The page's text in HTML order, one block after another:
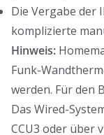
Die Vergabe der
komplizierte
Hinweis:
Funk-
werden. Für den
Das Wired-
CCU3 oder über